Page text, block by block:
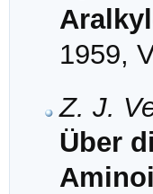
1959,
Z. J.
Über